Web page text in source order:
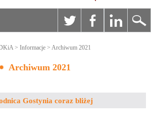
> Informacje > Archiwum 2021
Archiwum 2021
Gostynia coraz bliżej